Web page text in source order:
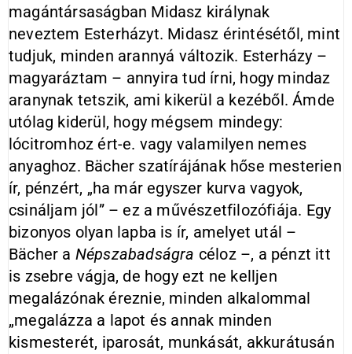
magántársaságban Midasz királynak
neveztem Esterházyt. Midasz érintésétől, mint
tudjuk, minden arannyá változik. Esterházy –
magyaráztam – annyira tud írni, hogy mindaz
aranynak tetszik, ami kikerül a kezéből. Ámde
utólag kiderül, hogy mégsem mindegy:
lócitromhoz ért-e. vagy valamilyen nemes
anyaghoz. Bächer szatírájának hőse mesterien
ír, pénzért, „ha már egyszer kurva vagyok,
csináljam jól” – ez a művészetfilozófiája. Egy
bizonyos olyan lapba is ír, amelyet utál –
Bächer a Népszabadságra céloz –, a pénzt itt
is zsebre vágja, de hogy ezt ne kelljen
megalázónak éreznie, minden alkalommal
„megalázza a lapot és annak minden
kismesterét, iparosát, munkását, akkurátusán